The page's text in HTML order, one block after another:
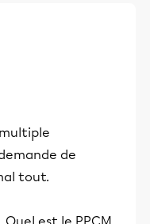
de
tout.